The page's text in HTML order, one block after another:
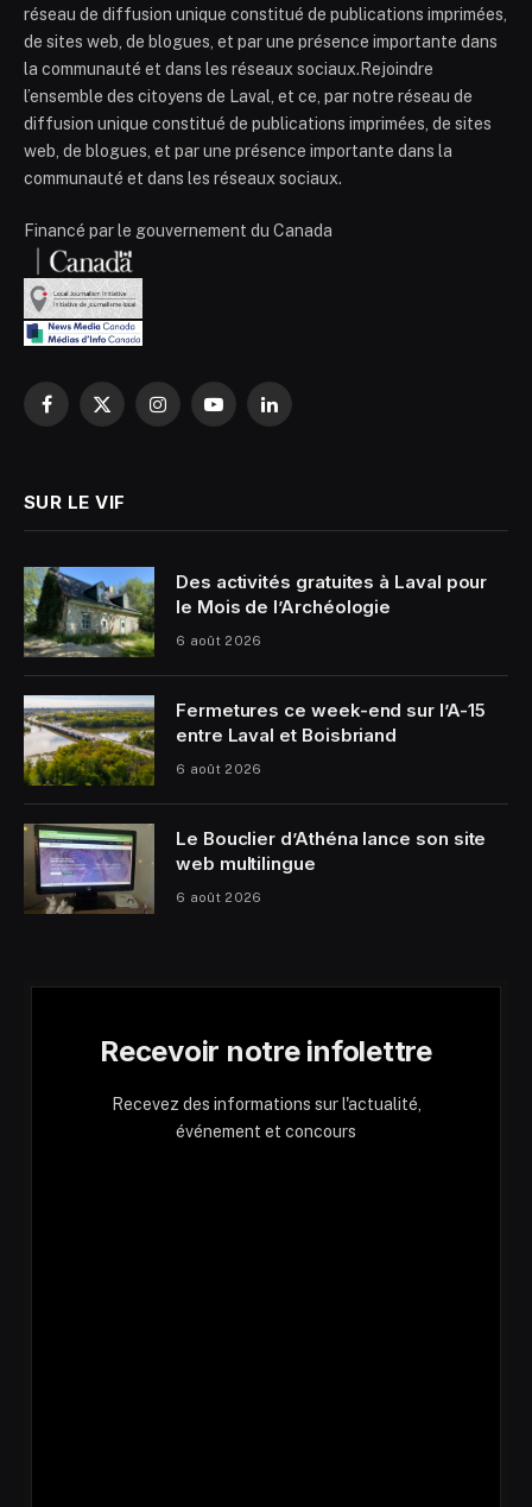
réseau de diffusion unique constitué de publications imprimées,
de sites web, de blogues, et par une présence importante dans
la communauté et dans les réseaux sociaux.Rejoindre
l’ensemble des citoyens de Laval, et ce, par notre réseau de
diffusion unique constitué de publications imprimées, de sites
web, de blogues, et par une présence importante dans la
communauté et dans les réseaux sociaux.
Financé par le gouvernement du Canada
Facebook
X
InstagramYouTubeLinkedIn
SUR LE VIF
Des activités gratuites à Laval pour
le Mois de l’Archéologie
6 août 2026
Fermetures ce week-end sur l’A-15
entre Laval et Boisbriand
6 août 2026
Le Bouclier d’Athéna lance son site
web multilingue
6 août 2026
Recevoir notre infolettre
Recevez des informations sur l'actualité,
événement et concours